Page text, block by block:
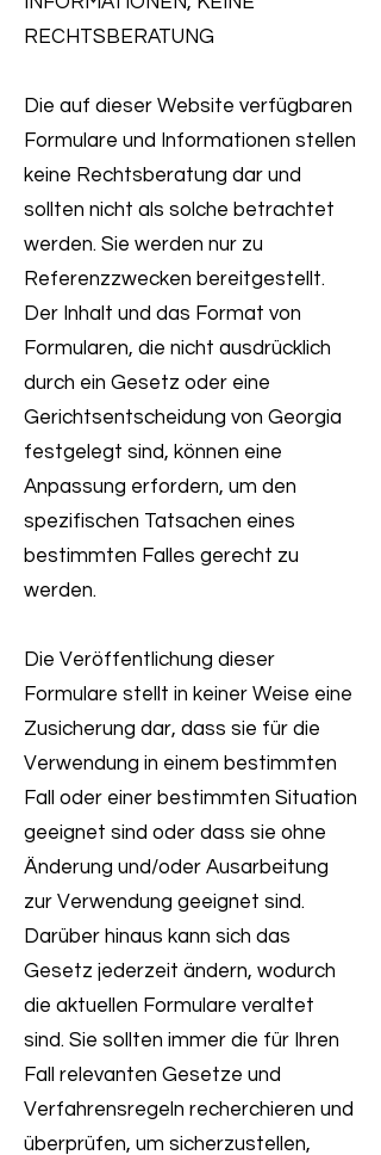
RECHTSBERATUNG
Die auf dieser Website verfügbaren
Formulare und Informationen stellen
keine Rechtsberatung dar und
sollten nicht als solche betrachtet
werden. Sie werden nur zu
Referenzzwecken bereitgestellt.
Der Inhalt und das Format von
Formularen, die nicht ausdrücklich
durch ein Gesetz oder eine
Gerichtsentscheidung von Georgia
festgelegt sind, können eine
Anpassung erfordern, um den
spezifischen Tatsachen eines
bestimmten Falles gerecht zu
werden.
Die Veröffentlichung dieser
Formulare stellt in keiner Weise eine
Zusicherung dar, dass sie für die
Verwendung in einem bestimmten
Fall oder einer bestimmten Situation
geeignet sind oder dass sie ohne
Änderung und/oder Ausarbeitung
zur Verwendung geeignet sind.
Darüber hinaus kann sich das
Gesetz jederzeit ändern, wodurch
die aktuellen Formulare veraltet
sind. Sie sollten immer die für Ihren
Fall relevanten Gesetze und
Verfahrensregeln recherchieren und
überprüfen, um sicherzustellen,